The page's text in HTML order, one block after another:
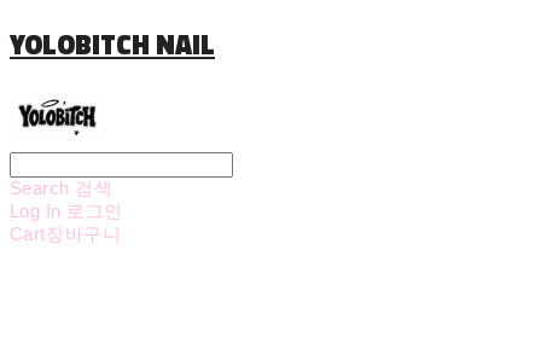
YOLOBITCH NAIL
Search 검색
Log In 로그인
Cart장바구니